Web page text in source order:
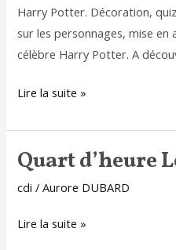
Harry Potter. Décoration,
sur les personnages, mise
célèbre Harry Potter. A
Lire la suite »
Quart d’heure
cdi /Aurore DUBARD
Quart
Lire la suite »